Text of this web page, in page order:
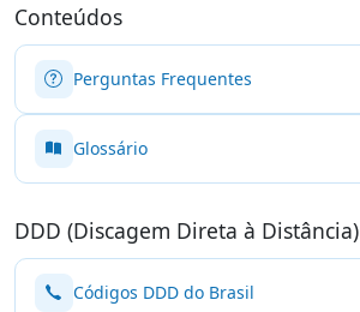
Conteúdos
Perguntas Frequentes
Glossário
DDD (Discagem Direta à Distância)
Códigos DDD do Brasil